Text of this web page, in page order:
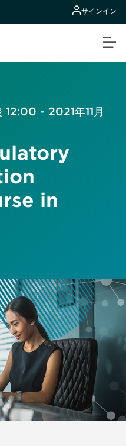
サインイン
12:00 - 2021年11月
in